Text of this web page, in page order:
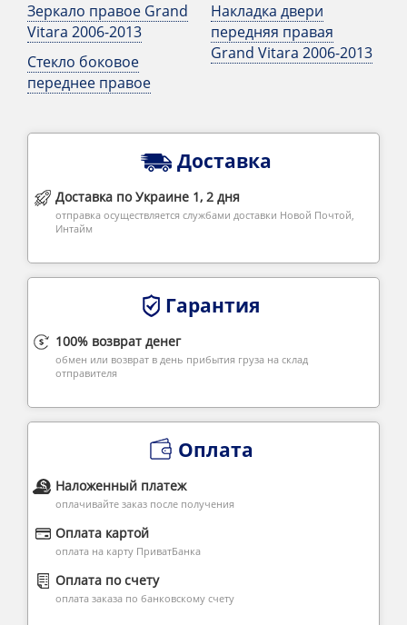
Зеркало правое Grand
Vitara 2006-2013
Стекло боковое
переднее правое
Накладка двери
передняя правая
Grand Vitara 2006-2013
Доставка
Доставка по Украине 1, 2 дня
отправка осуществляется службами доставки Новой Почтой,
Интайм
Гарантия
100% возврат денег
обмен или возврат в день прибытия груза на склад
отправителя
Оплата
Наложенный платеж
оплачивайте заказ после получения
Оплата картой
оплата на карту ПриватБанка
Оплата по счету
оплата заказа по банковскому счету